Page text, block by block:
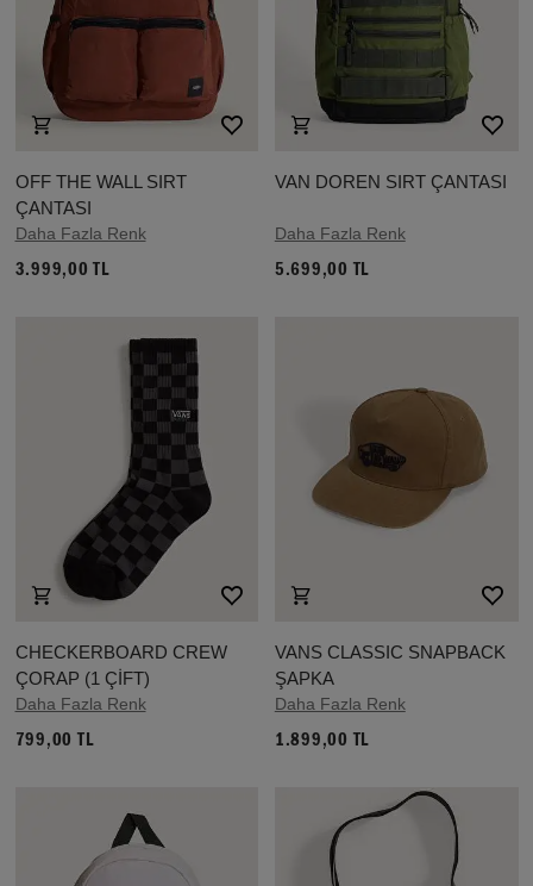
OFF THE WALL SIRT
ÇANTASI
Daha Fazla Renk
3.999,00 TL
VAN DOREN SIRT ÇANTASI
Daha Fazla Renk
5.699,00 TL
CHECKERBOARD CREW
ÇORAP (1 ÇİFT)
Daha Fazla Renk
799,00 TL
VANS CLASSIC SNAPBACK
ŞAPKA
Daha Fazla Renk
1.899,00 TL